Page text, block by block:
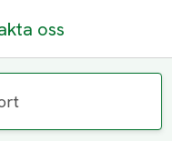
oss